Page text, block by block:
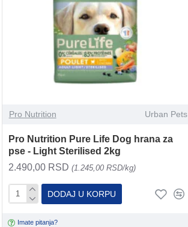
Pro Nutrition Urban Pets
Pro Nutrition Pure Life Dog hrana za
pse - Light Sterilised 2kg
2.490,00 RSD (1.245,00 RSD/kg)
DODAJ U KORPU
Imate pitanja?